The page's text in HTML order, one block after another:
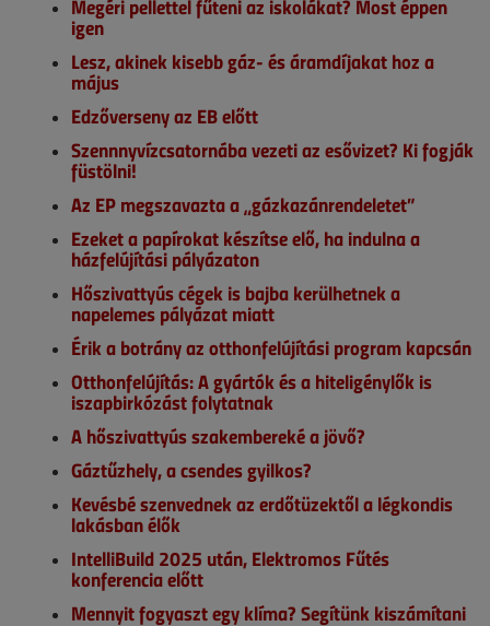
Megéri pellettel fűteni az iskolákat? Most éppen
igen
Lesz, akinek kisebb gáz- és áramdíjakat hoz a
május
Edzőverseny az EB előtt
Szennnyvízcsatornába vezeti az esővizet? Ki fogják
füstölni!
Az EP megszavazta a „gázkazánrendeletet”
Ezeket a papírokat készítse elő, ha indulna a
házfelújítási pályázaton
Hőszivattyús cégek is bajba kerülhetnek a
napelemes pályázat miatt
Érik a botrány az otthonfelújítási program kapcsán
Otthonfelújítás: A gyártók és a hiteligénylők is
iszapbirkózást folytatnak
A hőszivattyús szakembereké a jövő?
Gáztűzhely, a csendes gyilkos?
Kevésbé szenvednek az erdőtüzektől a légkondis
lakásban élők
IntelliBuild 2025 után, Elektromos Fűtés
konferencia előtt
Mennyit fogyaszt egy klíma? Segítünk kiszámítani